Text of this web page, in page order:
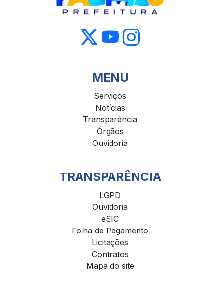
MENU
Serviços
Notícias
Transparência
Órgãos
Ouvidoria
TRANSPARÊNCIA
LGPD
Ouvidoria
eSIC
Folha de Pagamento
Licitações
Contratos
Mapa do site